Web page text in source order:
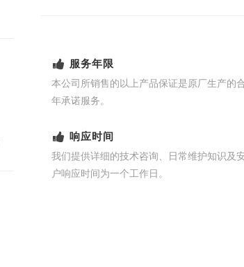
服务年限
本公司所销售的以上产品保证是原厂生产的
年承诺服务。
响应时间
我们提供详细的技术咨询、日常维护知识及
户响应时间为一个工作日。